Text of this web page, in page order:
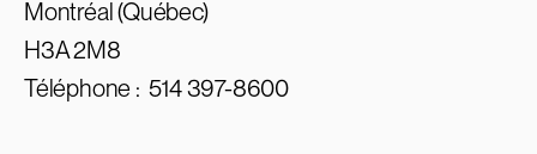
Montréal (Québec)
H3A 2M8
Téléphone :514 397-8600